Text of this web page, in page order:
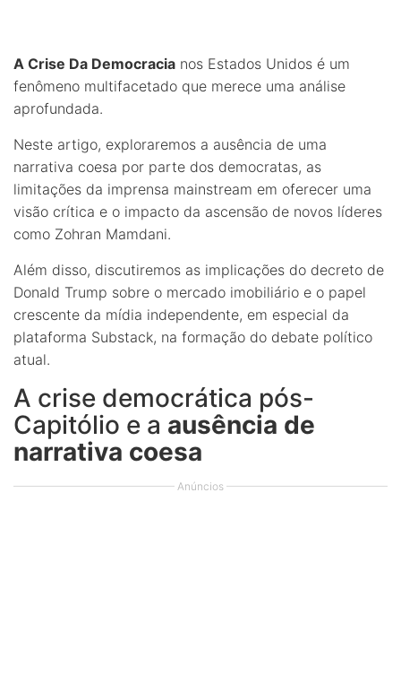
A Crise Da Democracia nos Estados Unidos é um
fenômeno multifacetado que merece uma análise
aprofundada.
Neste artigo, exploraremos a ausência de uma
narrativa coesa por parte dos democratas, as
limitações da imprensa mainstream em oferecer uma
visão crítica e o impacto da ascensão de novos líderes
como Zohran Mamdani.
Além disso, discutiremos as implicações do decreto de
Donald Trump sobre o mercado imobiliário e o papel
crescente da mídia independente, em especial da
plataforma Substack, na formação do debate político
atual.
A crise democrática pós-
Capitólio e a ausência de
narrativa coesa
Anúncios